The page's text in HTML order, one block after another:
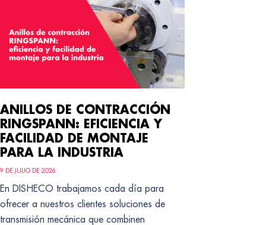
ANILLOS DE CONTRACCIÓN
RINGSPANN: EFICIENCIA Y
FACILIDAD DE MONTAJE
PARA LA INDUSTRIA
9 DE JULIO DE 2026
En DISHECO trabajamos cada día para
ofrecer a nuestros clientes soluciones de
transmisión mecánica que combinen